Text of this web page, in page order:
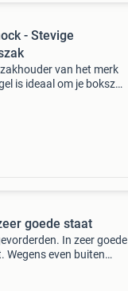
- Stevige
van het merk
is ideaal om je bokszak
goede staat
In zeer goede
Wegens even buiten